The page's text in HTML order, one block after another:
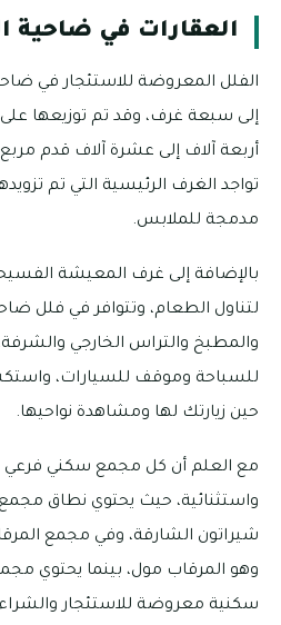
العقارات في ضاحية
الفلل المعروضة للاستئجار في
إلى سبعة غرف، وقد تم توزيعها
أربعة آلاف إلى عشرة آلاف قدم
تواجد الغرف الرئيسية التي تم
مدمجة للملابس.
بالإضافة إلى غرف المعيشة
لتناول الطعام، وتتوافر في فلل
والمطبخ والتراس الخارجي
للسباحة وموقف للسيارات،
حين زيارتك لها ومشاهدة نواحيها.
مع العلم أن كل مجمع سكني فرعي
واستثنائية، حيث يحتوي نطاق
شيراتون الشارقة، وفي مجمع
وهو المرقاب مول، بينما يحتوي
سكنية معروضة للاستئجار